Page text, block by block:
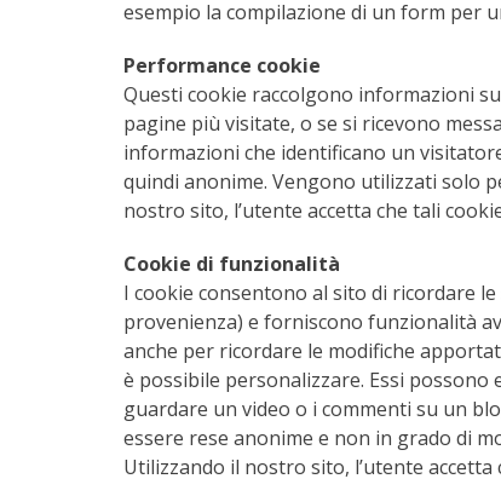
esempio la compilazione di un form per
Performance cookie
Questi cookie raccolgono informazioni
pagine più visitate, o se si ricevono
informazioni che identificano un
quindi anonime. Vengono utilizzati solo
nostro sito, l’utente accetta che tali
Cookie di funzionalità
I cookie consentono al sito di ricordare
provenienza) e forniscono funzionalità
anche per ricordare le modifiche
è possibile personalizzare. Essi
guardare un video o i commenti su un
essere rese anonime e non in grado di
Utilizzando il nostro sito, l’utente